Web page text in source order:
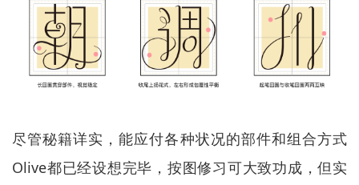
尽管秘籍详实，能应付各种状况的部件和组合方式
Olive都已经设想完毕，按图修习可大致功成，但实